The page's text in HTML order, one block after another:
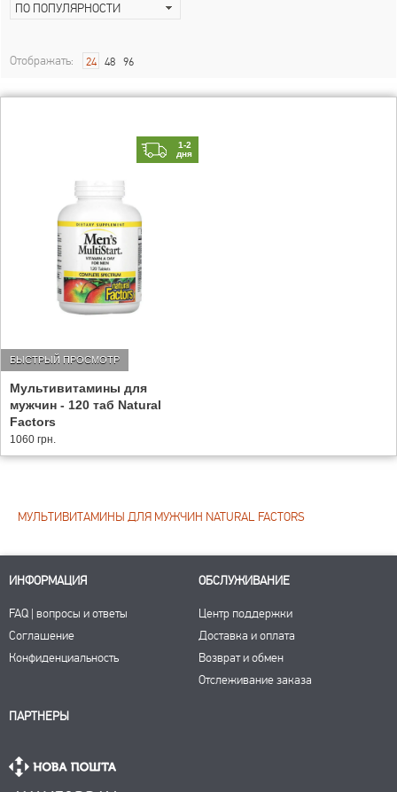
ПО ПОПУЛЯРНОСТИ
Отображать: 24 48 96
1-2
дня
Мультивитамины для
мужчин - 120 таб Natural
Factors
БЫСТРЫЙ ПРОСМОТР
1060 грн.
МУЛЬТИВИТАМИНЫ ДЛЯ МУЖЧИН NATURAL FACTORS
ИНФОРМАЦИЯ
FAQ | вопросы и ответы
Соглашение
Конфиденциальность
ОБСЛУЖИВАНИЕ
Центр поддержки
Доставка и оплата
Возврат и обмен
Отслеживание заказа
ПАРТНЕРЫ